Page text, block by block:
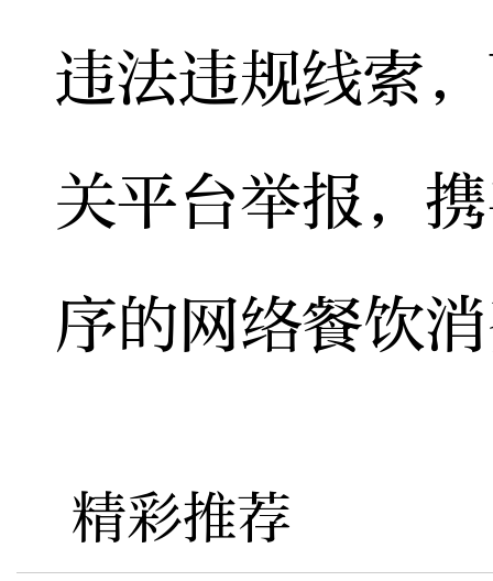
违法违规线索
关平台举报，
序的网络餐饮
精彩推荐